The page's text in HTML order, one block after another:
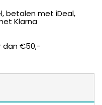
betalen met iDeal,
Klarna
dan €50,-